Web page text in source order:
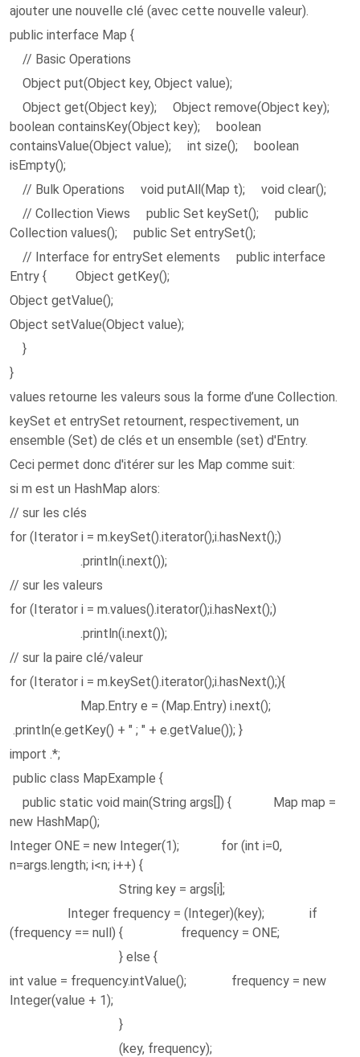
ajouter une nouvelle clé (avec cette nouvelle valeur).
public interface Map {
// Basic Operations
Object put(Object key, Object value);
Object get(Object key); Object remove(Object key);
boolean containsKey(Object key); boolean
containsValue(Object value); int size(); boolean
isEmpty();
// Bulk Operations void putAll(Map t); void clear();
// Collection Views public Set keySet(); public
Collection values(); public Set entrySet();
// Interface for entrySet elements public interface
Entry { Object getKey();
Object getValue();
Object setValue(Object value);
}
}
values retourne les valeurs sous la forme d’une Collection.
keySet et entrySet retournent, respectivement, un
ensemble (Set) de clés et un ensemble (set) d'Entry.
Ceci permet donc d'itérer sur les Map comme suit:
si m est un HashMap alors:
// sur les clés
for (Iterator i = m.keySet().iterator();i.hasNext();)
.println(i.next());
// sur les valeurs
for (Iterator i = m.values().iterator();i.hasNext();)
.println(i.next());
// sur la paire clé/valeur
for (Iterator i = m.keySet().iterator();i.hasNext();){
Map.Entry e = (Map.Entry) i.next();
.println(e.getKey() + " ; " + e.getValue()); }
import .*;
public class MapExample {
public static void main(String args[]) { Map map =
new HashMap();
Integer ONE = new Integer(1); for (int i=0,
n=args.length; i<n; i++) {
String key = args[i];
Integer frequency = (Integer)(key); if
(frequency == null) { frequency = ONE;
} else {
int value = frequency.intValue(); frequency = new
Integer(value + 1);
}
(key, frequency);